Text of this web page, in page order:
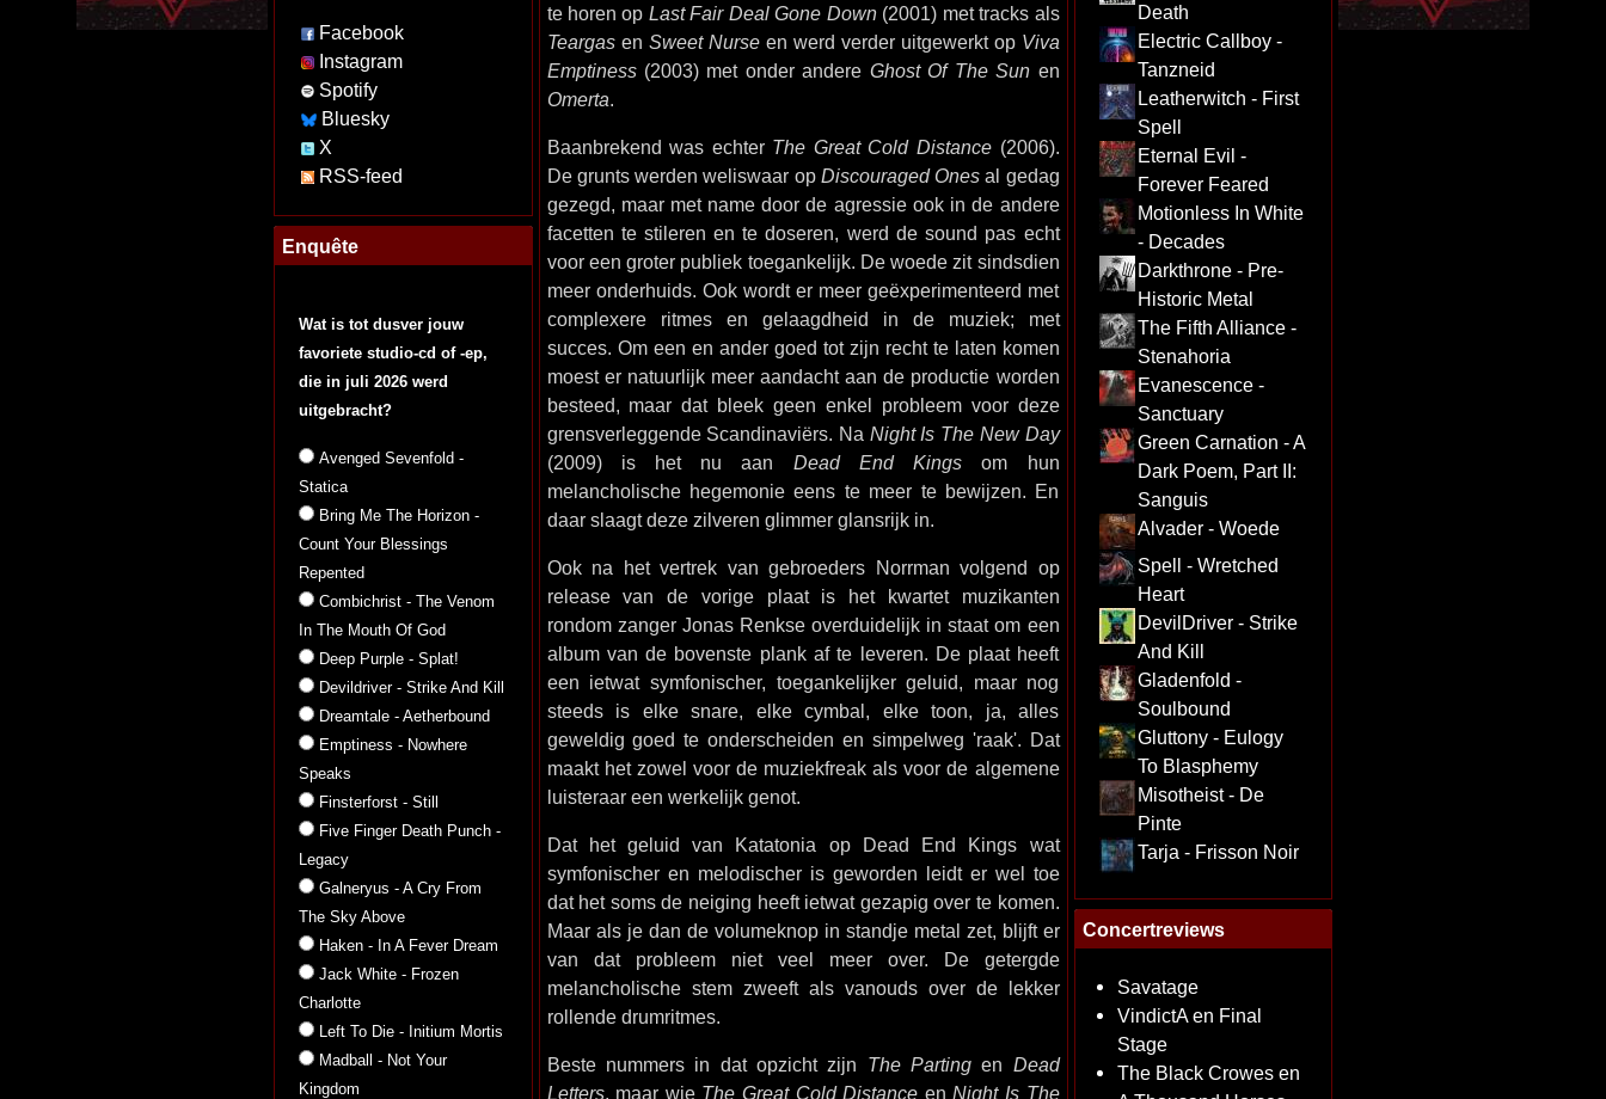
Facebook
Instagram
Spotify
Bluesky
X
RSS-feed
Enquête
Wat is tot dusver jouw
favoriete studio-cd of -ep,
die in juli 2026 werd
uitgebracht?
Avenged Sevenfold -
Statica
Bring Me The Horizon -
Count Your Blessings
Repented
Combichrist - The Venom
In The Mouth Of God
Deep Purple - Splat!
Devildriver - Strike And Kill
Dreamtale - Aetherbound
Emptiness - Nowhere
Speaks
Finsterforst - Still
Five Finger Death Punch -
Legacy
Galneryus - A Cry From
The Sky Above
Haken - In A Fever Dream
Jack White - Frozen
Charlotte
Left To Die - Initium Mortis
Madball - Not Your
Kingdom
te horen op Last Fair Deal Gone Down(2001) met tracks als
Teargasen Sweet Nurseen werd verder uitgewerkt op Viva
Emptiness(2003) met onder andere Ghost Of The Sun en
Omerta.
Baanbrekend was echter The Great Cold Distance(2006).
De grunts werden weliswaar op Discouraged Ones al gedag
gezegd, maar met name door de agressie ook in de andere
facetten te stileren en te doseren, werd de sound pas echt
voor een groter publiek toegankelijk. De woede zit sindsdien
meer onderhuids. Ook wordt er meer geëxperimenteerd met
complexere ritmes en gelaagdheid in de muziek; met
succes. Om een en ander goed tot zijn recht te laten komen
moest er natuurlijk meer aandacht aan de productie worden
besteed, maar dat bleek geen enkel probleem voor deze
grensverleggende Scandinaviërs. Na Night Is The New Day
(2009) is het nu aan Dead End Kings om hun
melancholische hegemonie eens te meer te bewijzen. En
daar slaagt deze zilveren glimmer glansrijk in.
Ook na het vertrek van gebroeders Norrman volgend op
release van de vorige plaat is het kwartet muzikanten
rondom zanger Jonas Renkse overduidelijk in staat om een
album van de bovenste plank af te leveren. De plaat heeft
een ietwat symfonischer, toegankelijker geluid, maar nog
steeds is elke snare, elke cymbal, elke toon, ja, alles
geweldig goed te onderscheiden en simpelweg 'raak'. Dat
maakt het zowel voor de muziekfreak als voor de algemene
luisteraar een werkelijk genot.
Dat het geluid van Katatonia op Dead End Kings wat
symfonischer en melodischer is geworden leidt er wel toe
dat het soms de neiging heeft ietwat gezapig over te komen.
Maar als je dan de volumeknop in standje metal zet, blijft er
van dat probleem niet veel meer over. De getergde
melancholische stem zweeft als vanouds over de lekker
rollende drumritmes.
Beste nummers in dat opzicht zijn The Partingen Dead
Letters, maar wie The Great Cold Distance enNight Is The
Death
Electric Callboy -
Tanzneid
Leatherwitch - First
Spell
Eternal Evil -
Forever Feared
Motionless In White
- Decades
Darkthrone - Pre-
Historic Metal
The Fifth Alliance -
Stenahoria
Evanescence -
Sanctuary
Green Carnation - A
Dark Poem, Part II:
Sanguis
Alvader - Woede
Spell - Wretched
Heart
DevilDriver - Strike
And Kill
Gladenfold -
Soulbound
Gluttony - Eulogy
To Blasphemy
Misotheist - De
Pinte
Tarja - Frisson Noir
Concertreviews
Savatage
VindictA en Final
Stage
The Black Crowes en